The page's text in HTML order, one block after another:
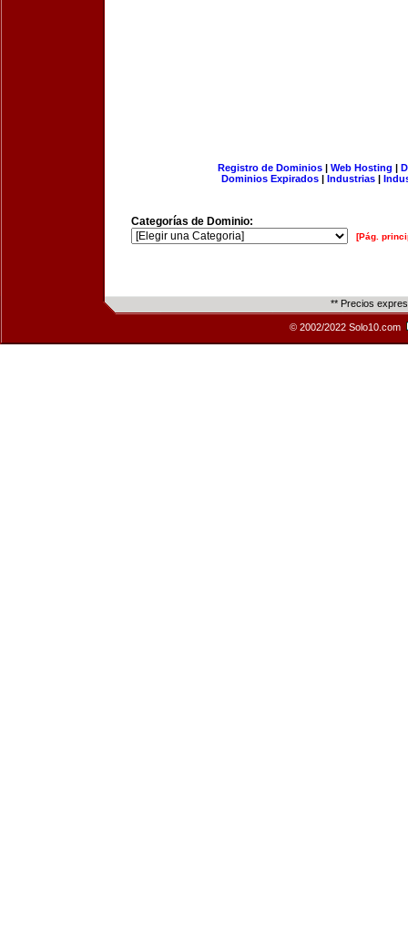
Registro de Dominios| Web Hosting |
Dominios Expirados | Industrias |
Categorías de Dominio:
[Pág.
** Precios
© 2002/2022 Solo10.com